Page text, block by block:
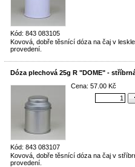
Kód: 843 083105
Kovová, dobře těsnící dóza na čaj v
provedení.
Dóza plechová 25g R "DOME" -
Kód: 843 083107
Cena: 57.00 Kč
Kovová, dobře těsnící dóza na čaj v
provedení.